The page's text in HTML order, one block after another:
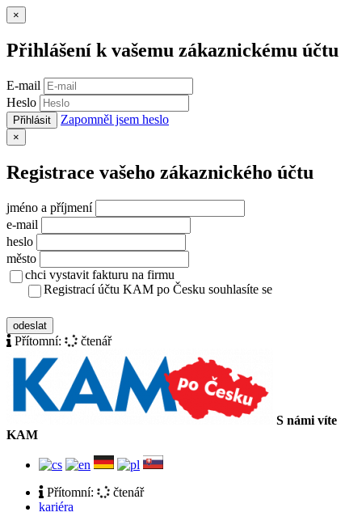
×
Přihlášení k vašemu zákaznickému účtu
E-mail
Heslo
Přihlásit Zapomněl jsem heslo
×
Registrace vašeho zákaznického účtu
jméno a příjmení
e-mail
heslo
město
chci vystavit fakturu na firmu
Registrací účtu KAM po Česku souhlasíte se
odeslat
Přítomní: čtenář
S námi víte
KAM
Přítomní:
čtenář
kariéra